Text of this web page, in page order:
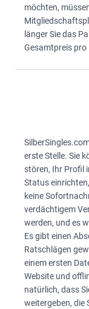
möchten,
länger Sie das
Gesamtpreis pro
erste Stelle. Sie
stören, Ihr Profil
Status
keine
verdächtigem
werden, und es
Es gibt einen
Ratschlägen
einem ersten
Website und
natürlich, dass
weitergeben, die